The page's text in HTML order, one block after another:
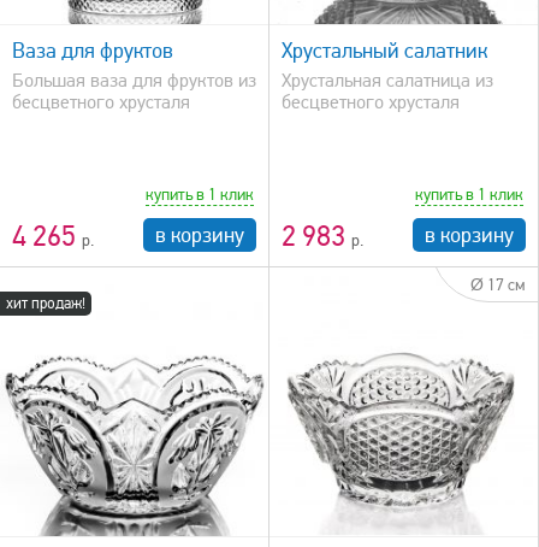
Ваза для фруктов
Большая ваза для фруктов из
бесцветного хрусталя
4 265
купить в 1 клик
в корзину
быстрый просмотр
Хрустальный салатник
Хрустальная салатница из
бесцветного хрусталя
2 983
купить в 1 клик
в корзину
хит продаж!
Ø 17 см
быстрый просмотр